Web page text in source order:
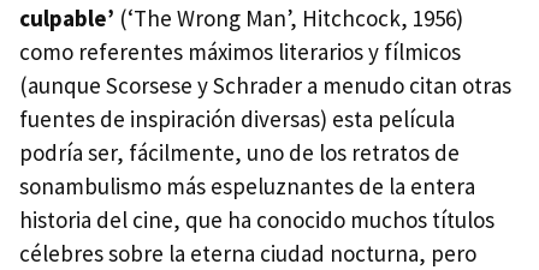
culpable’ (‘The Wrong Man’, Hitchcock, 1956)
como referentes máximos literarios y fílmicos
(aunque Scorsese y Schrader a menudo citan otras
fuentes de inspiración diversas) esta película
podría ser, fácilmente, uno de los retratos de
sonambulismo más espeluznantes de la entera
historia del cine, que ha conocido muchos títulos
célebres sobre la eterna ciudad nocturna, pero